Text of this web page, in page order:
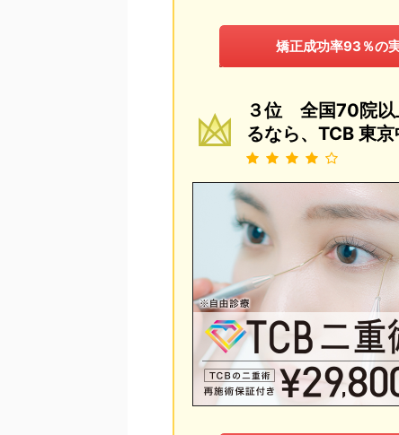
矯正成功率93％の
３位 全国70院以
るなら、TCB 東京